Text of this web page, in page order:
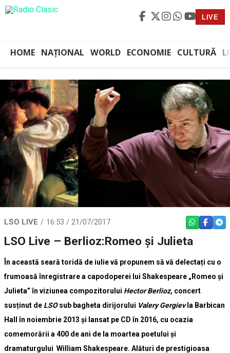
LIVE
HOME NAȚIONAL WORLD ECONOMIE CULTURĂ
LSO LIVE 16:53 / 21/07/2017 WHATSAPP
LSO Live – Berlioz:Romeo și Julieta
În această seară toridă de iulie vă propunem să vă delectați cu o
frumoasă înregistrare a capodoperei lui Shakespeare „Romeo și
Julieta” în viziunea compozitorului Hector Berlioz, concert
susținut de LSOsub bagheta dirijorului Valery Gergievla Barbican
Hall în noiembrie 2013 și lansat pe CD în 2016, cu ocazia
comemorării a 400 de ani de la moartea poetului și
dramaturgului William Shakespeare. Alături de prestigioasa